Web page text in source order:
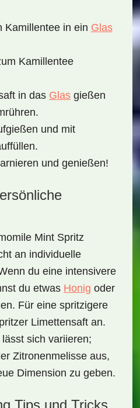
Kamillentee in ein Glas
Kamillentee
in das Glasgießen
und mit
und genießen!
Mint Spritz
an individuelle
du eine intensivere
du etwas Honig oder
Für eine spritzigere
Limettensaft an.
sich variieren;
Zitronenmelisse aus,
Dimension zu geben.
Tips und Tricks